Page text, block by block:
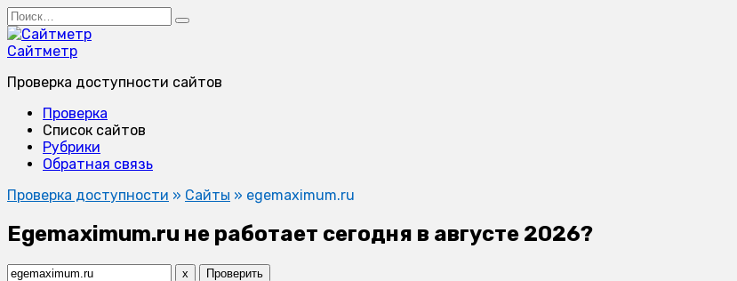
Перейти
к
содержанию
Search
for:
Сайтметр
Проверка доступности сайтов
Проверка
Список сайтов
Рубрики
Обратная связь
Проверка доступности » Сайты » egemaximum.ru
Egemaximum.ru не работает сегодня в августе 2026?
x Проверить